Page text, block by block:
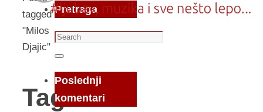
tagged
"Milos
Djajic"
Tag:
Pretraga
Search
for:
Search
Poslednji
komentari